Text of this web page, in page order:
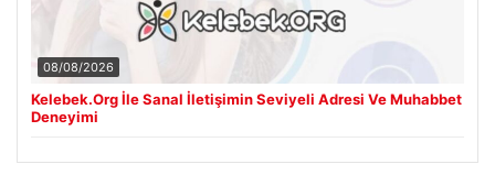
08/08/2026
Kelebek.Org İle Sanal İletişimin Seviyeli Adresi Ve Muhabbet
Deneyimi